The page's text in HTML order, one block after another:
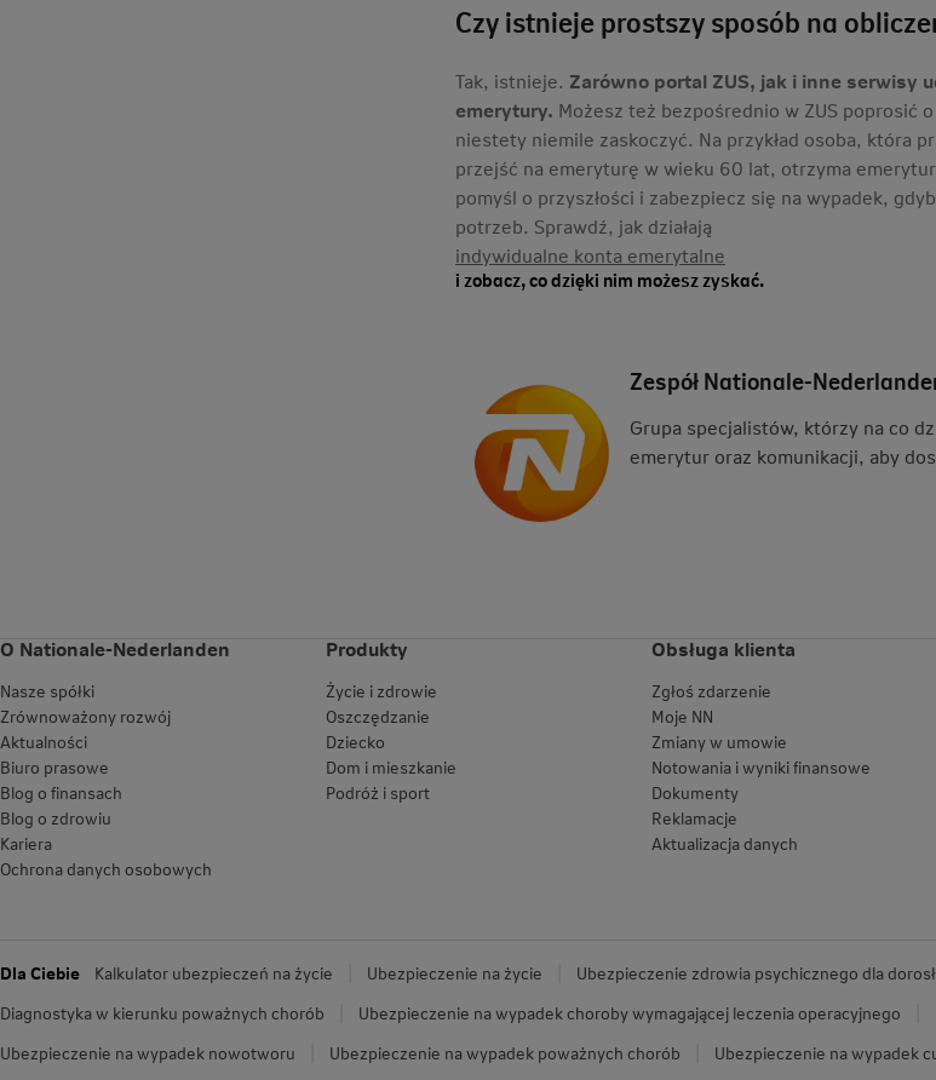
Czy istnieje prostszy sposób na
Tak, istnieje. Zarówno portal ZUS, jak i inne serwisy
emerytury. Możesz też bezpośrednio w ZUS poprosić
niestety niemile zaskoczyć. Na przykład osoba, która
przejść na emeryturę w wieku 60 lat, otrzyma
pomyśl o przyszłości i zabezpiecz się na wypadek,
potrzeb. Sprawdź, jak działają
indywidualne konta emerytalne
i zobacz, co dzięki nim możesz zyskać.
Zespół Nationale-
Grupa specjalistów, którzy na co
emerytur oraz komunikacji, aby
O Nationale-Nederlanden
Nasze spółki
Zrównoważony rozwój
Aktualności
Biuro prasowe
Blog o finansach
Blog o zdrowiu
Kariera
Ochrona danych osobowych
Produkty
Życie i zdrowie
Oszczędzanie
Dziecko
Dom i mieszkanie
Podróż i sport
Obsługa klienta
Zgłoś zdarzenie
Moje NN
Zmiany w umowie
Notowania i wyniki finansowe
Dokumenty
Reklamacje
Aktualizacja danych
Dla Ciebie Kalkulator ubezpieczeń na życie Ubezpieczenie na życie Ubezpieczenie zdrowia psychicznego dla
Diagnostyka w kierunku poważnych chorób
Ubezpieczenie na wypadek choroby wymagającej leczenia operacyjnego
Ubezpieczenie na wypadek nowotworu
Ubezpieczenie na wypadek poważnych chorób Ubezpieczenie na wypadek